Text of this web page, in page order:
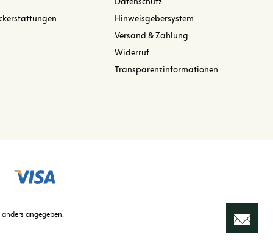
Hinweisgebersystem
Versand & Zahlung
Widerruf
Transparenzinformationen
angegeben.